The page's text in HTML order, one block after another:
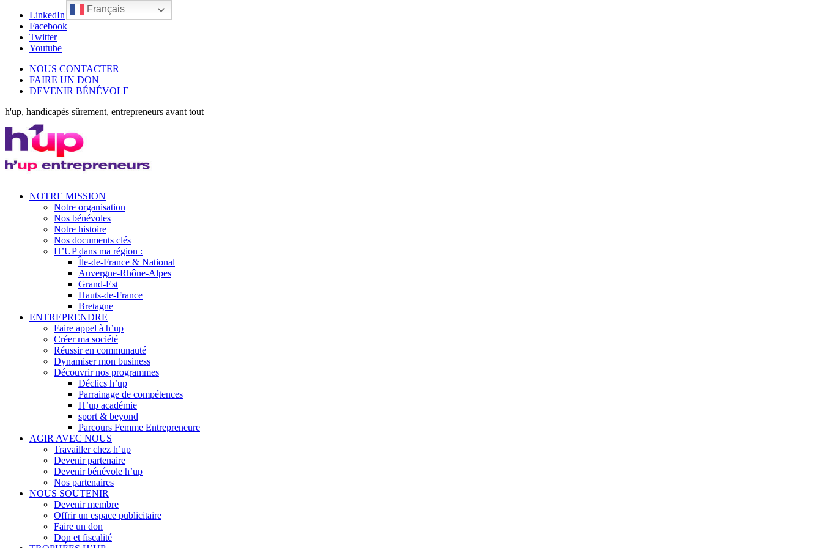
LinkedIn
Facebook
Twitter
Youtube
NOUS CONTACTER
FAIRE UN DON
DEVENIR BÉNÉVOLE
h'up, handicapés sûrement, entrepreneurs avant tout
NOTRE MISSION
Notre organisation
Nos bénévoles
Notre histoire
Nos documents clés
H’UP dans ma région :
Île-de-France & National
Auvergne-Rhône-Alpes
Grand-Est
Hauts-de-France
Bretagne
ENTREPRENDRE
Faire appel à h’up
Créer ma société
Réussir en communauté
Dynamiser mon business
Découvrir nos programmes
Déclics h’up
Parrainage de compétences
H’up académie
sport & beyond
Parcours Femme Entrepreneure
AGIR AVEC NOUS
Travailler chez h’up
Devenir partenaire
Devenir bénévole h’up
Nos partenaires
NOUS SOUTENIR
Devenir membre
Offrir un espace publicitaire
Faire un don
Don et fiscalité
Français